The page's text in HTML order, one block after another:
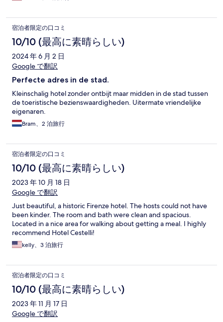
宿泊者限定の口コミ
10/10 (最高に素晴らしい)
2024 年 6 月 2 日
Google で翻訳
Perfecte adres in de stad.
Kleinschalig hotel zonder ontbijt maar midden in de stad tussen
de toeristische bezienswaardigheden. Uitermate vriendelijke
eigenaren.
Bram、2 泊旅行
宿泊者限定の口コミ
10/10 (最高に素晴らしい)
2023 年 10 月 18 日
Google で翻訳
Just beautiful, a historic Firenze hotel. The hosts could not have
been kinder. The room and bath were clean and spacious.
Located in a nice area for walking about getting a meal. I highly
recommend Hotel Cestelli!
kelly、3 泊旅行
宿泊者限定の口コミ
10/10 (最高に素晴らしい)
2023 年 11 月 17 日
Google で翻訳